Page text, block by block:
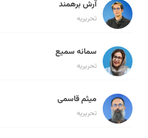
آرش برهمند
تحریریه
سمانه سمیع
تحریریه
میثم قاسمی
تحریریه